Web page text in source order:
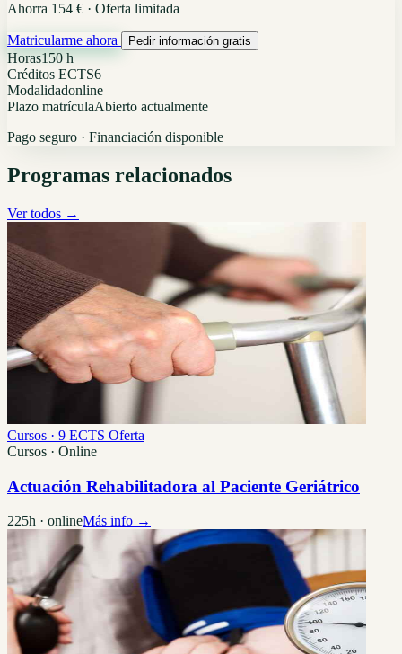
Ahorra 154 € · Oferta limitada
Matricularme ahora Pedir información gratis
Horas150 h
Créditos ECTS6
Modalidadonline
Plazo matrículaAbierto actualmente
Pago seguro · Financiación disponible
Programas relacionados
Ver todos →
Cursos · 9 ECTS Oferta
Cursos · Online
Actuación Rehabilitadora al Paciente Geriátrico
225h · onlineMás info →